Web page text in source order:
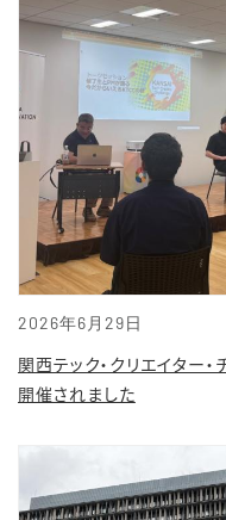
2026年6月29日
関西テック・クリエイター
開催されました